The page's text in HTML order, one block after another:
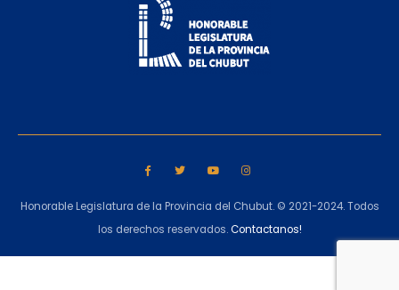
Honorable Legislatura de la Provincia del Chubut. © 2021-2024. Todos
los derechos reservados.Contactanos!